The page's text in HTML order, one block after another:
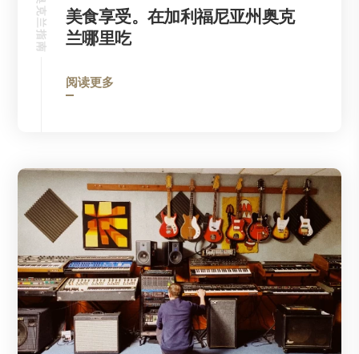
奥克兰指南
美食享受。在加利福尼亚州奥克
兰哪里吃
阅读更多